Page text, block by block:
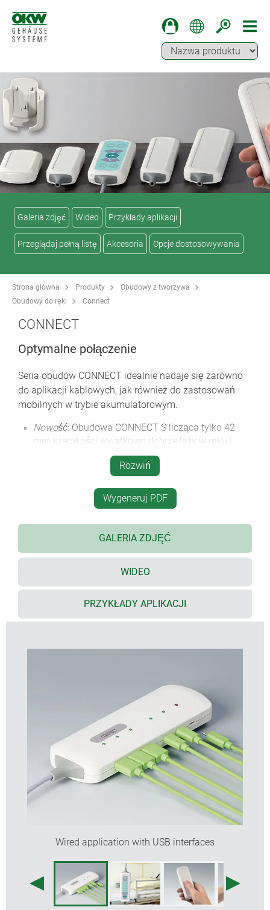
Galeria zdjęć Wideo Przykłady aplikacji
Przeglądaj pełną listę Akcesoria Opcje dostosowywania
Strona główna Produkty
Obudowy z tworzywa
Obudowy do ręki
Connect
CONNECT
Optymalne połączenie
Seria obudów CONNECT idealnie nadaje się zarówno
do aplikacji kablowych, jak również do zastosowań
mobilnych w trybie akumulatorowym.
Nowość: Obudowa CONNECT S licząca tylko 42
mm szerokości wyjątkowo dobrze leży w ręku i
doskonale nadaje się do ochrony pilotów, sprzętu
kontrolno-pomiarowego, instrumentów testujących
przyłączem kablowym
dwie części obudowy, wypukłe i płaskie z
zagłębieniem pod klawiaturę
obydwie części zatrzaskują się bez śrub, co
oszczędza czas podczas montażu, możesz
również wybrać dowolną wersję frontu
przystosowanym do tego przepustom
CONNECT S & M - każdy model dostępny w trzech
obudowy do danego zastosowania
klasa szczelności IP 40 (z przepustami)
zintegrowany panel z przepustem kablowym
wystarczająco dużo miejsca do montażu
kompaktowego wyświetlacza, LED lub złącz USB
oraz sond pomiarowych
zagłębienie pod klawiaturę, folię lub tabliczkę
opisową
kołki mocujące do PCB lub innych podzespołów w
akcesoria (CONNECT S: do długości obudowy
90/120 mm, CONNECT M: do długości
obudowy116/156 mm)
Rozwiń
Wygeneruj PDF
GALERIA ZDJĘĆ
WIDEO
PRZYKŁADY APLIKACJI
Wired application with USB interfaces